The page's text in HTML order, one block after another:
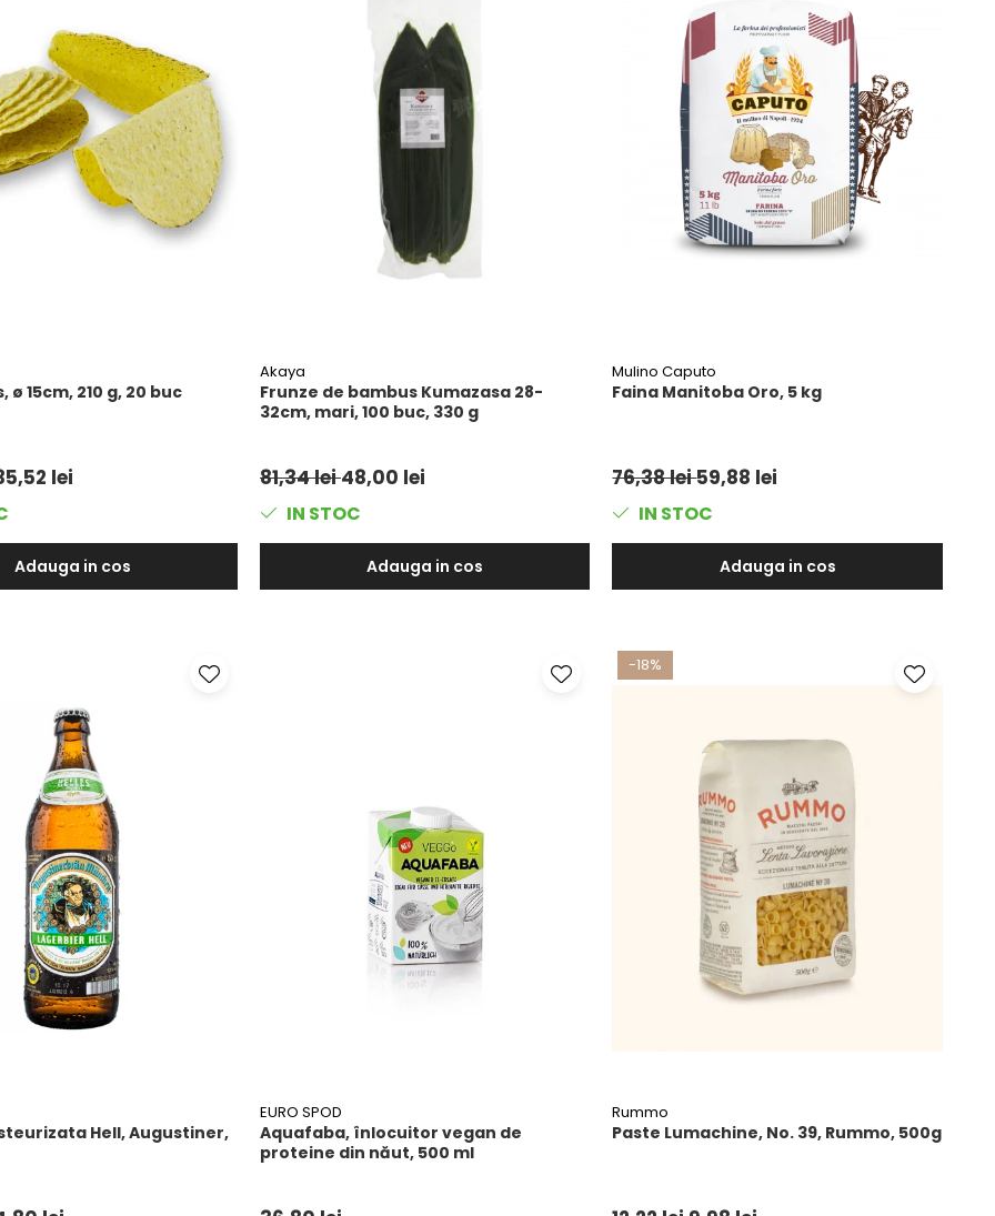
ø 15cm, 210 g, 20 buc
lei
Adauga in cos
Akaya
Frunze de bambus Kumazasa 28-
32cm, mari, 100 buc, 330 g
81,34 lei48,00 lei
IN STOC
Adauga in cos
Mulino Caputo
Faina Manitoba Oro, 5 kg
76,38 lei59,88 lei
IN STOC
Adauga in cos
Hell, Augustiner,
EURO SPOD
Aquafaba, înlocuitor vegan de
proteine ​​din năut, 500 ml
-18%
Rummo
Paste Lumachine, No. 39, Rummo, 500g